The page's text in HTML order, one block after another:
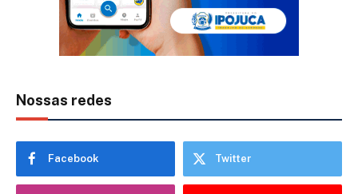
Nossas redes
Facebook Twitter